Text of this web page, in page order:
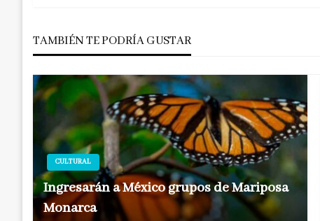
entradas
TAMBIÉN TE PODRÍA GUSTAR
CULTURAL
Ingresarán a México grupos de Mariposa
Monarca